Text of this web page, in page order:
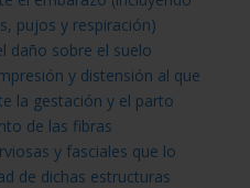
pujos y respiración)
daño sobre el suelo
y distensión al que
la gestación y el parto
de las fibras
y fasciales que lo
de dichas estructuras